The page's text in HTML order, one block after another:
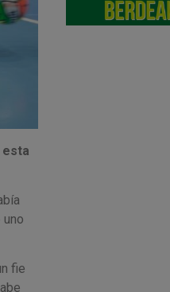
esta
uno
fie